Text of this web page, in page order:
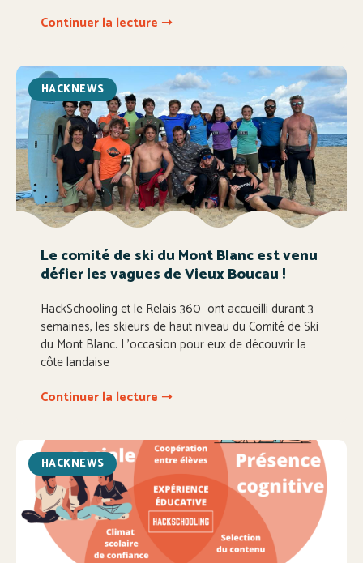
Continuer la lecture ➝
HACKNEWS
Le comité de ski du Mont Blanc est venu
défier les vagues de Vieux Boucau !
HackSchooling et le Relais 360 ont accueilli durant 3
semaines, les skieurs de haut niveau du Comité de Ski
du Mont Blanc. L’occasion pour eux de découvrir la
côte landaise
Continuer la lecture ➝
HACKNEWS